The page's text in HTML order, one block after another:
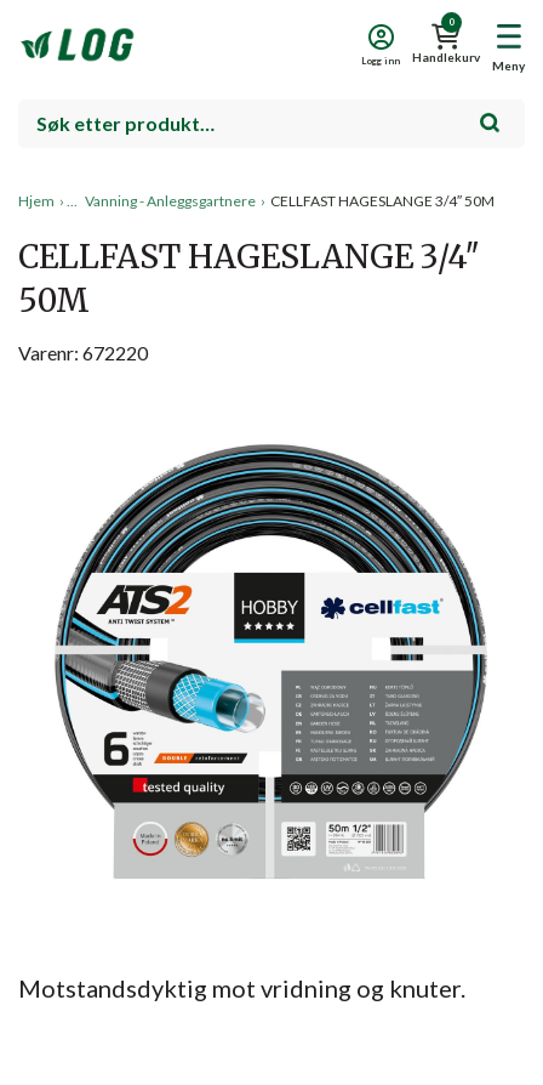
Meny
0
Handlekurv
Logg inn
Hjem › Vanning - Anleggsgartnere › CELLFAST HAGESLANGE 3/4″ 50M
CELLFAST HAGESLANGE 3/4″
50M
Varenr: 672220
Motstandsdyktig mot vridning og knuter.